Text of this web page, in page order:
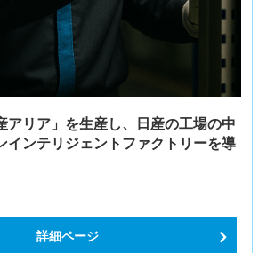
アリア」を生産し、日産の工場の中
インテリジェントファクトリーを導
詳細ページ